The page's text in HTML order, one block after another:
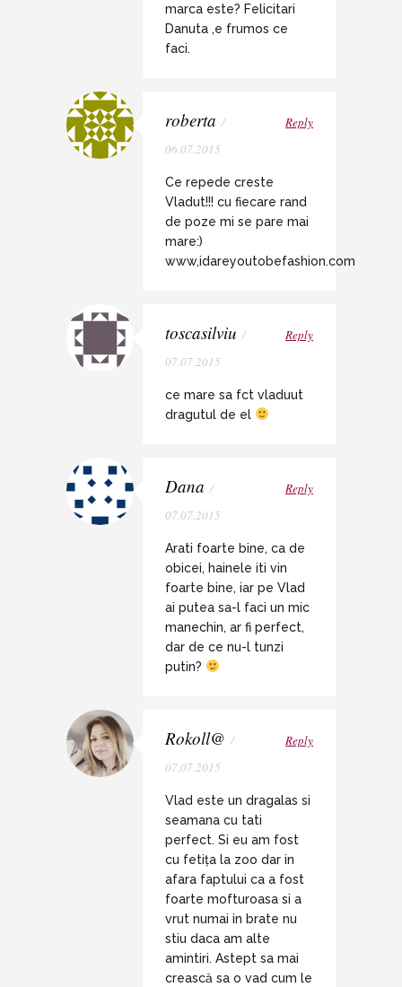
marca este? Felicitari
Danuta ,e frumos ce
faci.
roberta /
06.07.2015
Reply
Ce repede creste
Vladut!!! cu fiecare rand
de poze mi se pare mai
mare:)
www,idareyoutobefashion.com
toscasilviu /
07.07.2015
Reply
ce mare sa fct vladuut
dragutul de el
Dana /
07.07.2015
Reply
Arati foarte bine, ca de
obicei, hainele iti vin
foarte bine, iar pe Vlad
ai putea sa-l faci un mic
manechin, ar fi perfect,
dar de ce nu-l tunzi
putin?
Rokoll@ /
07.07.2015
Reply
Vlad este un dragalas si
seamana cu tati
perfect. Si eu am fost
cu fetița la zoo dar in
afara faptului ca a fost
foarte mofturoasa si a
vrut numai in brate nu
stiu daca am alte
amintiri. Astept sa mai
crească sa o vad cum le